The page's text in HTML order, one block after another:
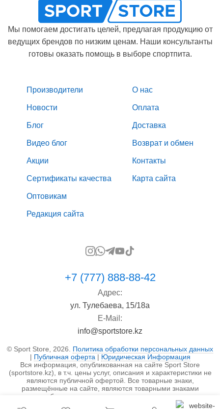
Мы помогаем достигать целей, предлагая продукцию от
ведущих брендов по низким ценам. Наши консультанты
готовы оказать помощь в выборе спортпита.
Производители
Новости
Блог
Видео блог
Акции
Сертификаты качества
Оптовикам
Редакция сайта
О нас
Оплата
Доставка
Возврат и обмен
Контакты
Карта сайта
+7 (777) 888-88-42
Адрес:
ул. Тулебаева, 15/18а
E-Mail:
info@sportstore.kz
© Sport Store, 2026. Политика обработки персональных данных
| Публичная оферта | Юридическая Информация
Вся информация, опубликованная на сайте Sport Store
(sportstore.kz), в т.ч. цены услуг, описания и характеристики не
являются публичной офертой. Все товарные знаки,
размещённые на сайте, являются товарными знаками
правообладателя и используются исключительно в